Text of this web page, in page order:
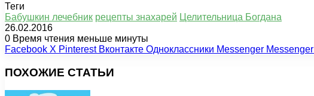
Теги
Бабушкин лечебник рецепты знахарей Целительница Богдана
26.02.2016
0 Время чтения меньше минуты
Facebook X Pinterest Вконтакте Одноклассники Messenger Messenger
ПОХОЖИЕ СТАТЬИ